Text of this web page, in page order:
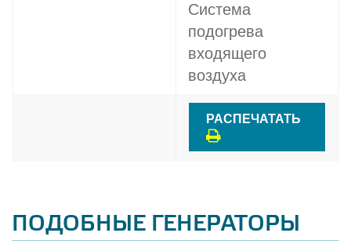
Система
подогрева
входящего
воздуха
РАСПЕЧАТАТЬ
ПОДОБНЫЕ ГЕНЕРАТОРЫ